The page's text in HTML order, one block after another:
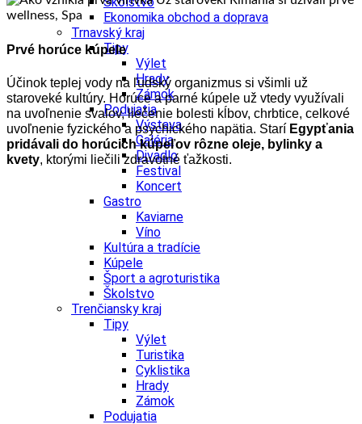
Ekonomika obchod a doprava
Trnavský kraj
Tipy
Výlet
Hrady
Zámok
Podujatia
Výstava
Galéria
Divadlo
Festival
Koncert
Gastro
Kaviarne
Víno
Kultúra a tradície
Kúpele
Šport a agroturistika
Školstvo
Trenčiansky kraj
Tipy
Výlet
Turistika
Cyklistika
Hrady
Zámok
Podujatia
Prvé horúce kúpele
Účinok teplej vody na ľudský organizmus si všimli už
staroveké kultúry. Horúce a parné kúpele už vtedy využívali
na uvoľnenie svalov, liečenie bolesti kĺbov, chrbtice, celkové
uvoľnenie fyzického a psychického napätia. Starí Egypťania
pridávali do horúcich kúpeľov rôzne oleje, bylinky a
kvety, ktorými liečili zdravotné ťažkosti.